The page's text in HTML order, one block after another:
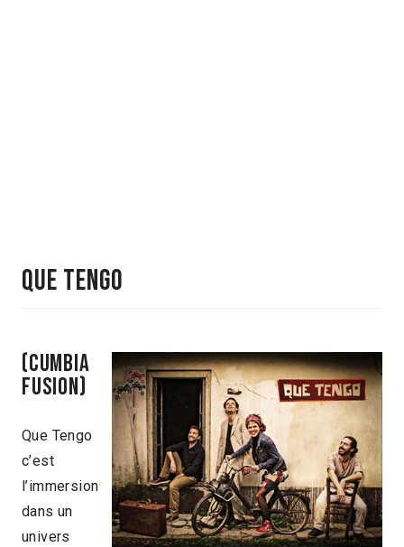
QUE TENGO
(cumbia
fusion)
Que Tengo
c’est
l’immersion
dans un
univers